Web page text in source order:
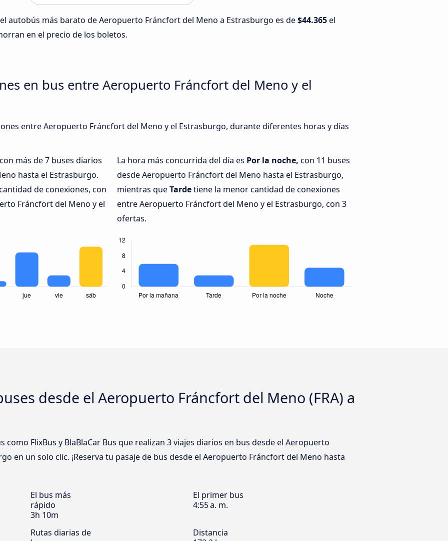
autobús más barato de Aeropuerto Fráncfort del Meno a Estrasburgo es de$44.365el
en el precio de los boletos.
en bus entre Aeropuerto Fráncfort del Meno y el
entre Aeropuerto Fráncfort del Meno y el Estrasburgo, durante diferentes horas y días
más de 7 buses diarios
hasta el Estrasburgo.
de conexiones, con
Fráncfort del Meno y el
La hora más concurrida del día es Por la noche, con 11 buses
desde Aeropuerto Fráncfort del Meno hasta el Estrasburgo,
mientras queTardetiene la menor cantidad de conexiones
entre Aeropuerto Fráncfort del Meno y el Estrasburgo, con 3
ofertas.
desde el Aeropuerto Fráncfort del Meno (FRA) a
como FlixBus y BlaBlaCar Bus que realizan 3 viajes diarios en bus desde el Aeropuerto
en un solo clic. ¡Reserva tu pasaje de bus desde el Aeropuerto Fráncfort del Meno hasta
El bus más
rápido
3h 10m
El primer bus
4:55 a. m.
Rutas diarias de
Distancia